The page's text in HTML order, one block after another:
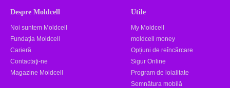
Despre Moldcell
Noi suntem Moldcell
Fundația Moldcell
Carieră
Contactaţi-ne
Magazine Moldcell
Utile
My Moldcell
moldcell money
Opțiuni de reîncărcare
Sigur Online
Program de loialitate
Semnătura mobilă